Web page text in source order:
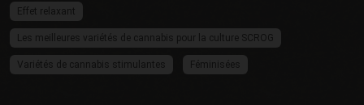
Effet relaxant
Les meilleures variétés de cannabis pour la culture SCROG
Variétés de cannabis stimulantes Féminisées